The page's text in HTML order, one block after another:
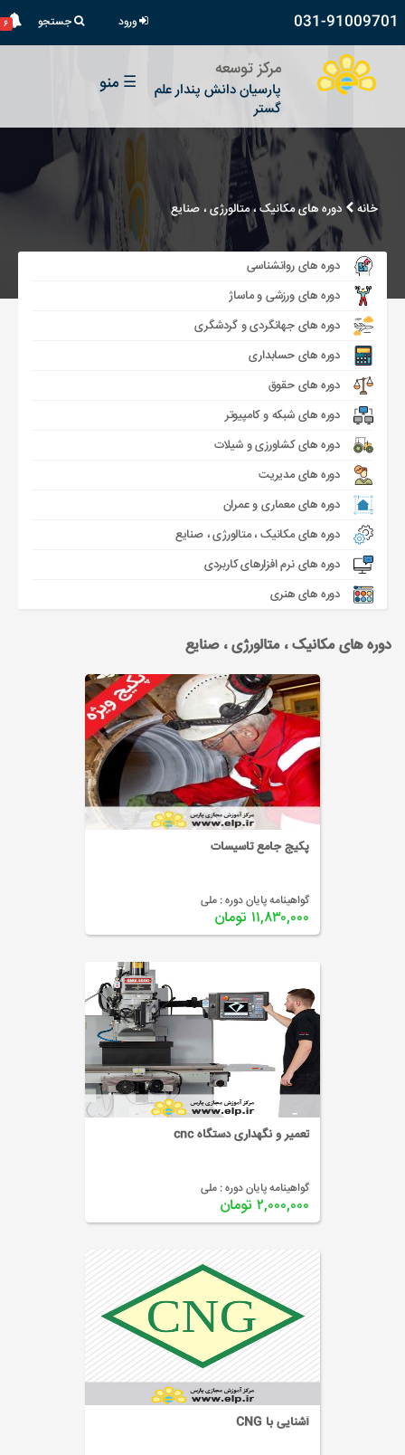
031-91009701 ورود جستجو ۶
مرکز توسعه
پارسیان دانش پندار علم
گستر
☰ منو
خانه دوره های مکانیک ، متالورژی ، صنایع
دوره های روانشناسی
دوره های ورزشی و ماساژ
دوره های جهانگردی و گردشگری
دوره های حسابداری
دوره های حقوق
دوره های شبکه و کامپیوتر
دوره های کشاورزی و شیلات
دوره های مدیریت
دوره های معماری و عمران
دوره های مکانیک ، متالورژی ، صنایع
دوره های نرم افزارهای کاربردی
دوره های هنری
دوره های مکانیک ، متالورژی ، صنایع
پکیج جامع تاسیسات
گواهینامه پایان دوره : ملی
۱۱,۸۳۰,۰۰۰ تومان
تعمیر و نگهداری دستگاه cnc
گواهینامه پایان دوره : ملی
۲,۰۰۰,۰۰۰ تومان
آشنایی با CNG